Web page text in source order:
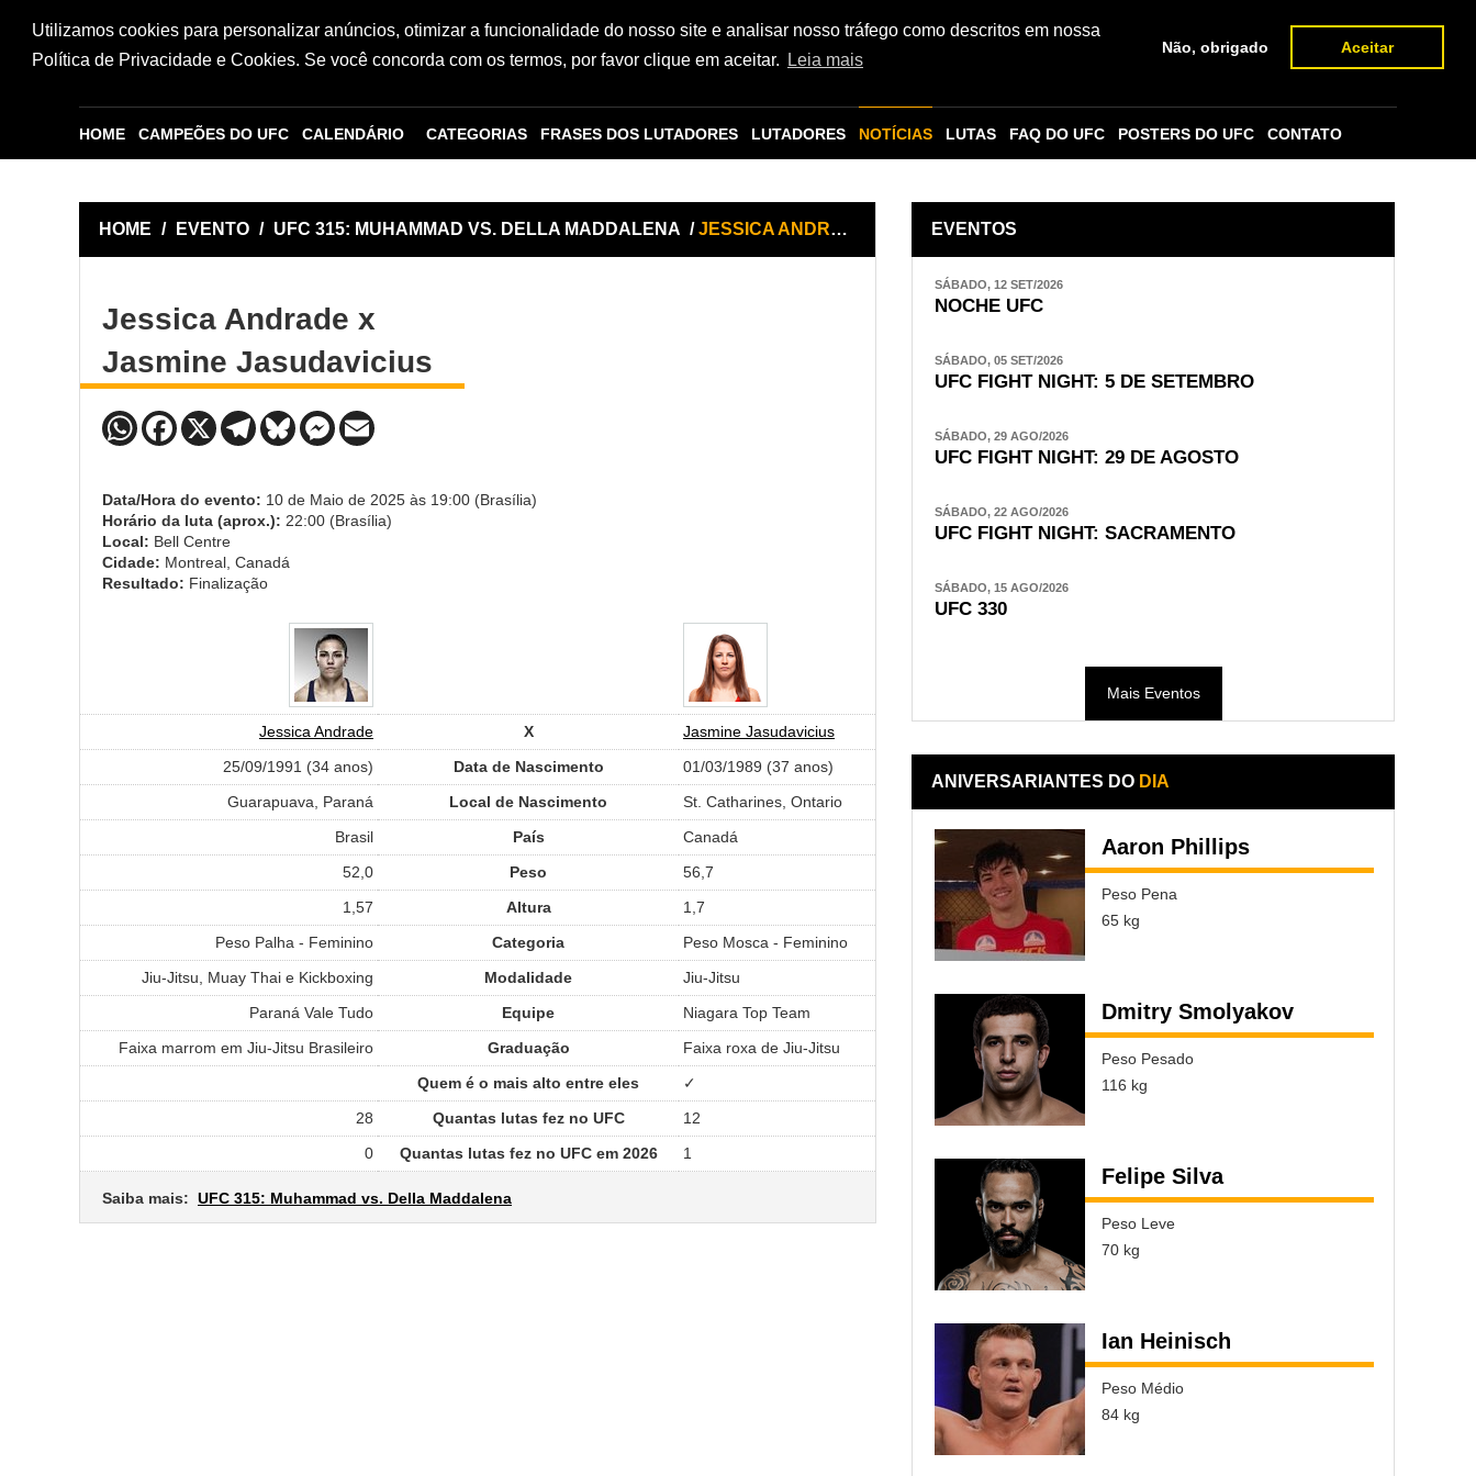
Utilizamos cookies para personalizar anúncios, otimizar a funcionalidade do nosso site e analisar nosso tráfego como descritos em nossa
Política de Privacidade e Cookies. Se você concorda com os termos, por favor clique em aceitar.
Leia mais
Não, obrigado Aceitar
HOME CAMPEÕES DO UFC CALENDÁRIO CATEGORIAS FRASES DOS LUTADORES LUTADORES NOTÍCIAS LUTAS FAQ DO UFC POSTERS DO UFC CONTATO
HOME / EVENTO / UFC 315: MUHAMMAD VS. DELLA MADDALENA /JESSICA ANDRADE x JASMINE JASUDAVICIUS
Jessica Andrade x
Jasmine Jasudavicius
Data/Hora do evento: 10 de Maio de 2025 às 19:00 (Brasília)
Horário da luta (aprox.): 22:00 (Brasília)
Local: Bell Centre
Cidade: Montreal, Canadá
Resultado: Finalização
Jessica Andrade X
Jasmine Jasudavicius
25/09/1991 (34 anos)
Data de Nascimento
01/03/1989 (37 anos)
Guarapuava, Paraná
Local de Nascimento
St. Catharines, Ontario
Brasil
País
Canadá
52,0
Peso
56,7
1,57
Altura
1,7
Peso Palha - Feminino
Categoria
Peso Mosca - Feminino
Jiu-Jitsu, Muay Thai e Kickboxing
Modalidade
Jiu-Jitsu
Paraná Vale Tudo
Equipe
Niagara Top Team
Faixa marrom em Jiu-Jitsu Brasileiro
Graduação
Faixa roxa de Jiu-Jitsu
Quem é o mais alto entre eles
✓
28
Quantas lutas fez no UFC
12
0
Quantas lutas fez no UFC em 2026 1
Saiba mais: UFC 315: Muhammad vs. Della Maddalena
EVENTOS
SÁBADO, 12 SET/2026
NOCHE UFC
SÁBADO, 05 SET/2026
UFC FIGHT NIGHT: 5 DE SETEMBRO
SÁBADO, 29 AGO/2026
UFC FIGHT NIGHT: 29 DE AGOSTO
SÁBADO, 22 AGO/2026
UFC FIGHT NIGHT: SACRAMENTO
SÁBADO, 15 AGO/2026
UFC 330
Mais Eventos
ANIVERSARIANTES DO DIA
Aaron Phillips
Peso Pena
65 kg
Dmitry Smolyakov
Peso Pesado
116 kg
Felipe Silva
Peso Leve
70 kg
Ian Heinisch
Peso Médio
84 kg